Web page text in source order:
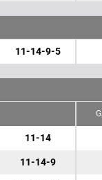
11-14-9-5
11-14
11-14-9